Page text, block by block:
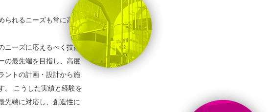
られるニーズも常に高度
ニーズに応えるべく技術
の最先端を目指し、高度
ントの計画・設計から施
。 こうした実績と経験を
先端に対応し、創造性に